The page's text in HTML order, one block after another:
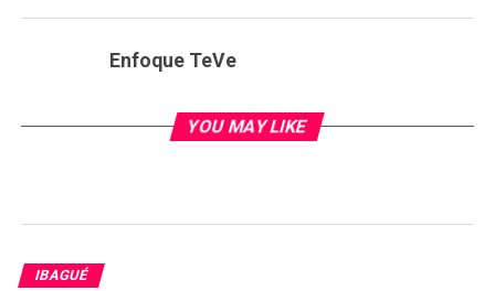
Enfoque TeVe
YOU MAY LIKE
IBAGUÉ